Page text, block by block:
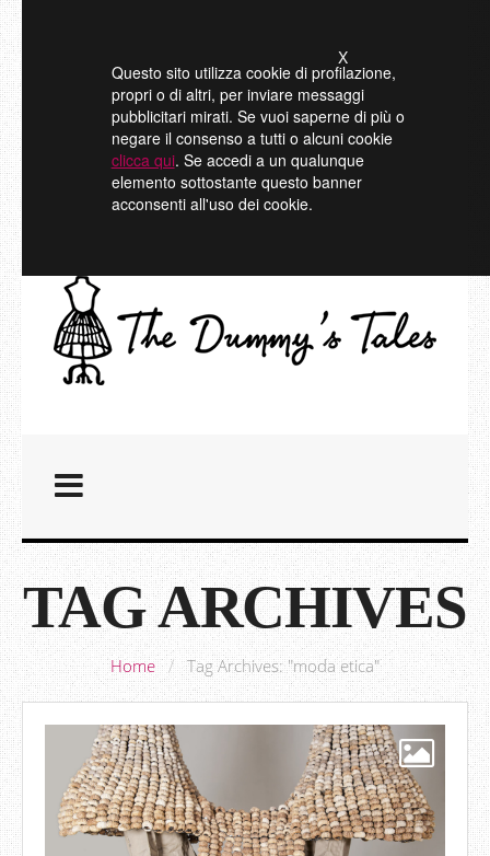
Questo sito utilizza cookie di profilazione,
propri o di altri, per inviare messaggi
pubblicitari mirati. Se vuoi saperne di più o
negare il consenso a tutti o alcuni cookie
clicca qui. Se accedi a un qualunque
elemento sottostante questo banner
acconsenti all'uso dei cookie.
X
TAG ARCHIVES
Home / Tag Archives: "moda etica"